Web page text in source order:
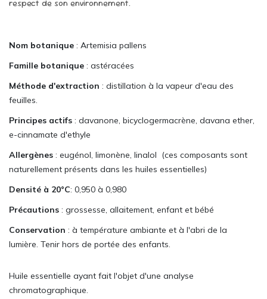
respect de son environnement.
Nom botanique : Artemisia pallens
Famille botanique : astéracées
Méthode d'extraction : distillation à la vapeur d'eau des
feuilles.
Principes actifs : davanone, bicyclogermacrène, davana ether,
e-cinnamate d'ethyle
Allergènes : eugénol, limonène, linalol (ces composants sont
naturellement présents dans les huiles essentielles)
Densité à 20°C: 0,950 à 0,980
Précautions : grossesse, allaitement, enfant et bébé
Conservation : à température ambiante et à l'abri de la
lumière. Tenir hors de portée des enfants.
Huile essentielle ayant fait l'objet d'une analyse
chromatographique.